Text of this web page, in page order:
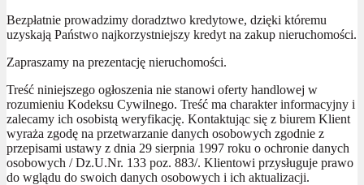
Bezpłatnie prowadzimy doradztwo kredytowe, dzięki któremu
uzyskają Państwo najkorzystniejszy kredyt na zakup nieruchomości.
Zapraszamy na prezentację nieruchomości.
Treść niniejszego ogłoszenia nie stanowi oferty handlowej w
rozumieniu Kodeksu Cywilnego. Treść ma charakter informacyjny i
zalecamy ich osobistą weryfikację. Kontaktując się z biurem Klient
wyraża zgodę na przetwarzanie danych osobowych zgodnie z
przepisami ustawy z dnia 29 sierpnia 1997 roku o ochronie danych
osobowych / Dz.U.Nr. 133 poz. 883/. Klientowi przysługuje prawo
do wglądu do swoich danych osobowych i ich aktualizacji.